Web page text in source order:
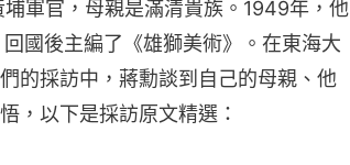
軍官，母親是滿清貴族。1949年，他
國後主編了《雄獅美術》。在東海大
的採訪中，蔣勳談到自己的母親、他
，以下是採訪原文精選：